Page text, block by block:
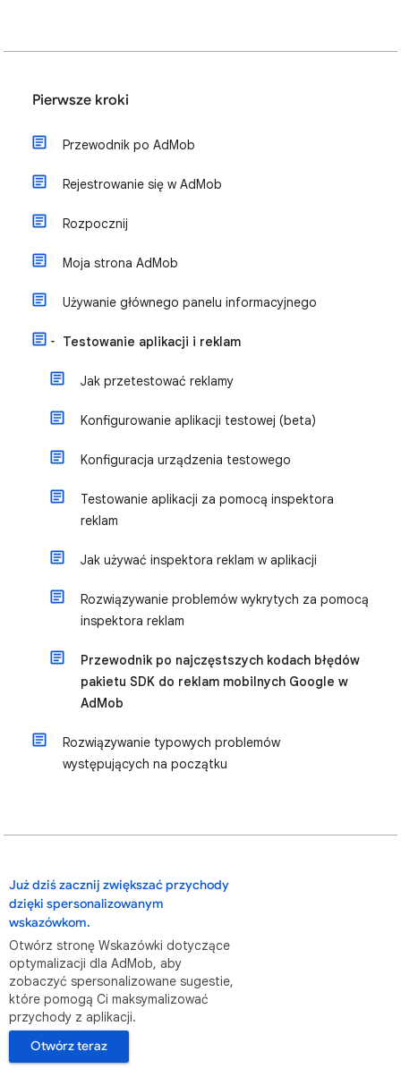
Pierwsze kroki
Przewodnik po AdMob
Rejestrowanie się w AdMob
Rozpocznij
Moja strona AdMob
Używanie głównego panelu informacyjnego
Testowanie aplikacji i reklam
Jak przetestować reklamy
Konfigurowanie aplikacji testowej (beta)
Konfiguracja urządzenia testowego
Testowanie aplikacji za pomocą inspektora
reklam
Jak używać inspektora reklam w aplikacji
Rozwiązywanie problemów wykrytych za pomocą
inspektora reklam
Przewodnik po najczęstszych kodach błędów
pakietu SDK do reklam mobilnych Google w
AdMob
Rozwiązywanie typowych problemów
występujących na początku
Już dziś zacznij zwiększać przychody
dzięki spersonalizowanym
wskazówkom.
Otwórz stronę Wskazówki dotyczące
optymalizacji dla AdMob, aby
zobaczyć spersonalizowane sugestie,
które pomogą Ci maksymalizować
przychody z aplikacji.
Otwórz teraz